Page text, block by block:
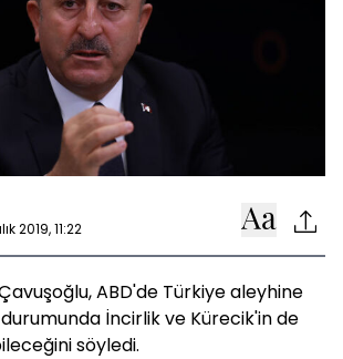
2019, 11:22
Çavuşoğlu, ABD'de Türkiye aleyhine
İncirlik ve Kürecik'in de
söyledi.